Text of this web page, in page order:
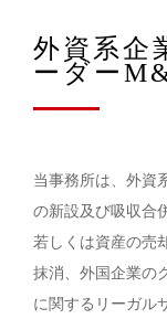
外資系企
ーダー
当事務所は、外資
の新設及び吸収合
若しくは資産の売
抹消、外国企業の
に関するリーガル